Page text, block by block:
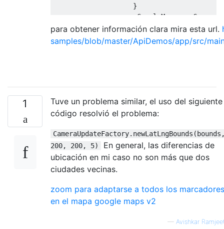
}
                    mGoogleMap
moveCamera
}
});
para obtener información clara mira esta url.
samples/blob/master/ApiDemos/app/src/
1
Tuve un problema similar, el uso del siguiente
código resolvió el problema:
200, 200, 5)
En general, las diferencias de
ubicación en mi caso no son más que dos
ciudades vecinas.
zoom para adaptarse a todos los marcadores
en el mapa google maps v2
— Avishkar